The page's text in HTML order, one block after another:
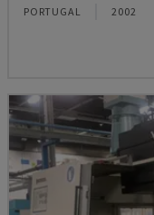
PORTUGAL 2002